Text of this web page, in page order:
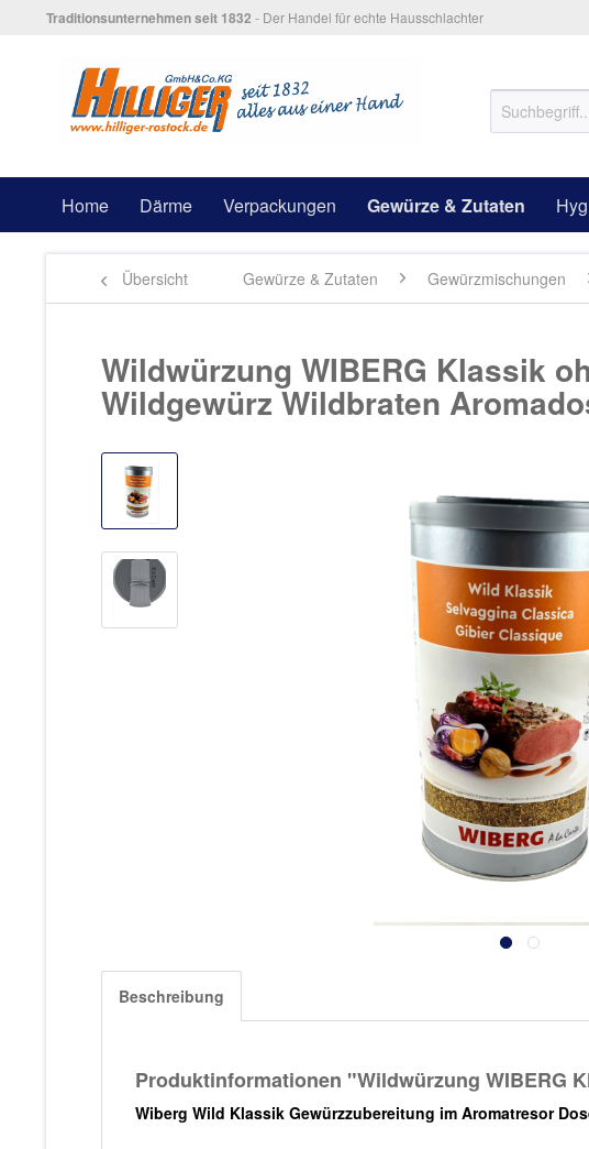
Traditionsunternehmen seit 1832 - Der Handel für echte Hausschlachter
Home Därme Verpackungen Gewürze & Zutaten
Übersicht Gewürze & Zutaten Gewürzmischungen
Wildwürzung WIBERG Klassik
Wildgewürz Wildbraten
Beschreibung
Produktinformationen "Wildwürzung WIBERG
Wiberg Wild Klassik Gewürzzubereitung im Aromatresor